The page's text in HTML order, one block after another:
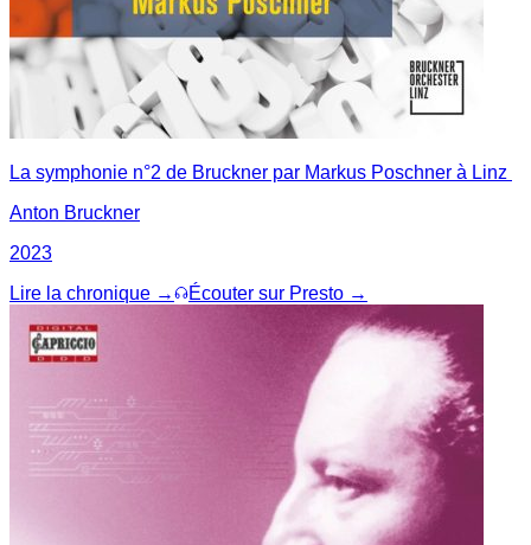
La symphonie n°2 de Bruckner par Markus Poschner à Linz
Anton Bruckner
2023
Lire la chronique →
Écouter sur Presto →